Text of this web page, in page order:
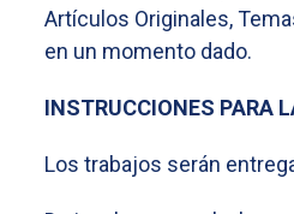
Artículos Originales,
en un momento dado.
INSTRUCCIONES PARA
Los trabajos serán